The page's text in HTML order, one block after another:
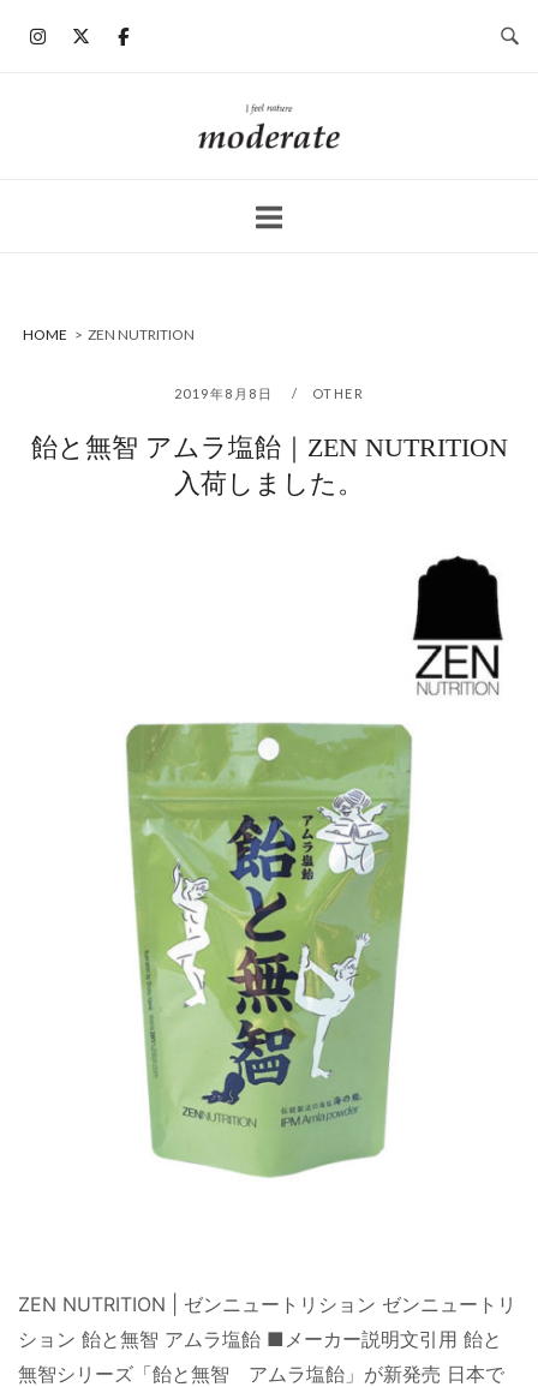
ホ
ー
HOME > ZEN NUTRITION
2019年8月8日 OTHER
飴と無智 アムラ塩飴｜ZEN NUTRITION
入荷しました。
ZEN NUTRITION | ゼンニュートリション ゼンニュートリ
ション 飴と無智 アムラ塩飴 ■メーカー説明文引用 飴と
無智シリーズ「飴と無智 アムラ塩飴」が新発売 日本で